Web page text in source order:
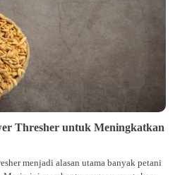
Thresher untuk Meningkatkan
menjadi alasan utama banyak petani